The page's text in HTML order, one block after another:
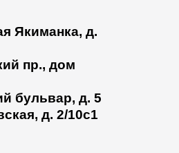
Якиманка, д.
пр., дом
бульвар, д. 5
д. 2/10с1